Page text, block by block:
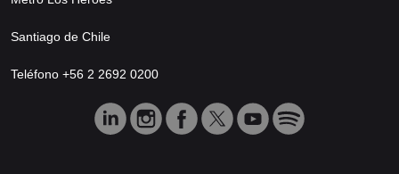
Santiago de Chile
Teléfono +56 2 2692 0200